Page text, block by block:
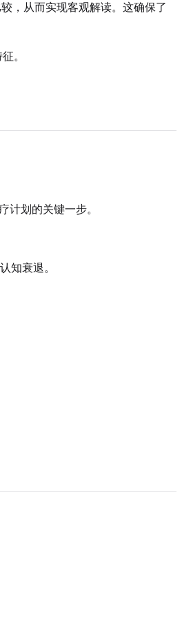
，从而实现客观解读。这确保了
。
计划的关键一步。
知衰退。